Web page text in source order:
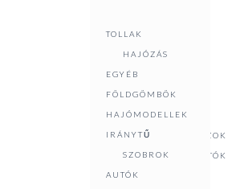
KIEGÉSZÍTŐK
EGYÉB
KIEGÉSZÍTŐK
HÖLGYEKNEK
GYÓGYSZERESDOBOZOK
NÉVJEGYKÁRTYATARTÓK
ÜDVÖZLŐKÁRTYÁK
TOLLAK
HAJÓZÁS
EGYÉB
FÖLDGÖMBÖK
HAJÓMODELLEK
IRÁNYTŰ
SZOBROK
AUTÓK
KÜLDJÖN ÜZENETET